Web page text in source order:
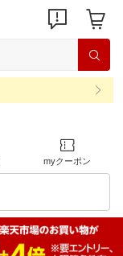
myクーポン